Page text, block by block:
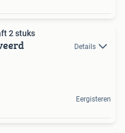
2 stuks
Details
Eergisteren